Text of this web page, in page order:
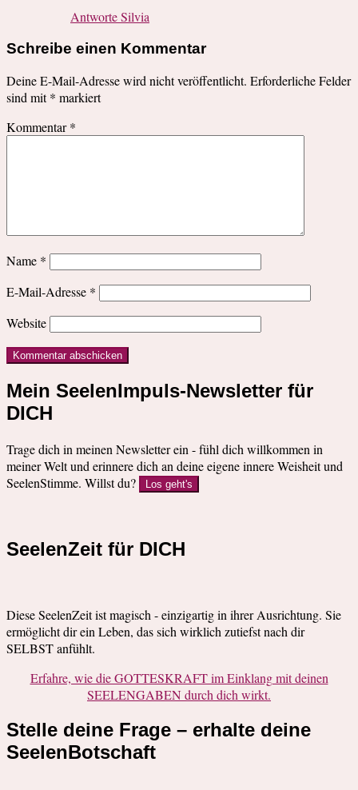
Antworte Silvia
Schreibe einen Kommentar
Deine E-Mail-Adresse wird nicht veröffentlicht. Erforderliche Felder
sind mit* markiert
Kommentar*
Name *
E-Mail-Adresse *
Website
Mein SeelenImpuls-Newsletter für
DICH
Trage dich in meinen Newsletter ein - fühl dich willkommen in
meiner Welt und erinnere dich an deine eigene innere Weisheit und
SeelenStimme. Willst du?
Los geht's
SeelenZeit für DICH
Diese SeelenZeit ist magisch - einzigartig in ihrer Ausrichtung. Sie
ermöglicht dir ein Leben, das sich wirklich zutiefst nach dir
SELBST anfühlt.
Erfahre, wie die GOTTESKRAFT im Einklang mit deinen
SEELENGABEN durch dich wirkt.
Stelle deine Frage – erhalte deine
SeelenBotschaft